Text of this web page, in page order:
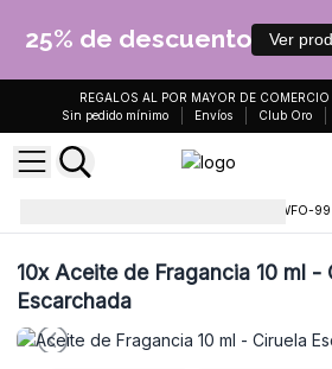
25% de descuento Ver
REGALOS AL POR MAYOR DE
Sin pedido mínimo
Envíos Club Oro
AWFO-99
10xAceite de Fragancia 10 ml -
Escarchada